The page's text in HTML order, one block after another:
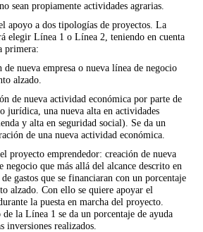
sean propiamente actividades agrarias.
apoyo a dos tipologías de proyectos. La
elegir Línea 1 o Línea 2, teniendo en cuenta
primera:
nueva empresa o nueva línea de negocio
alzado.
de nueva actividad económica por parte de
jurídica, una nueva alta en actividades
y alta en seguridad social). Se da un
de una nueva actividad económica.
proyecto emprendedor: creación de nueva
negocio que más allá del alcance descrito en
gastos que se financiaran con un porcentaje
alzado. Con ello se quiere apoyar el
la puesta en marcha del proyecto.
la Línea 1 se da un porcentaje de ayuda
inversiones realizados.